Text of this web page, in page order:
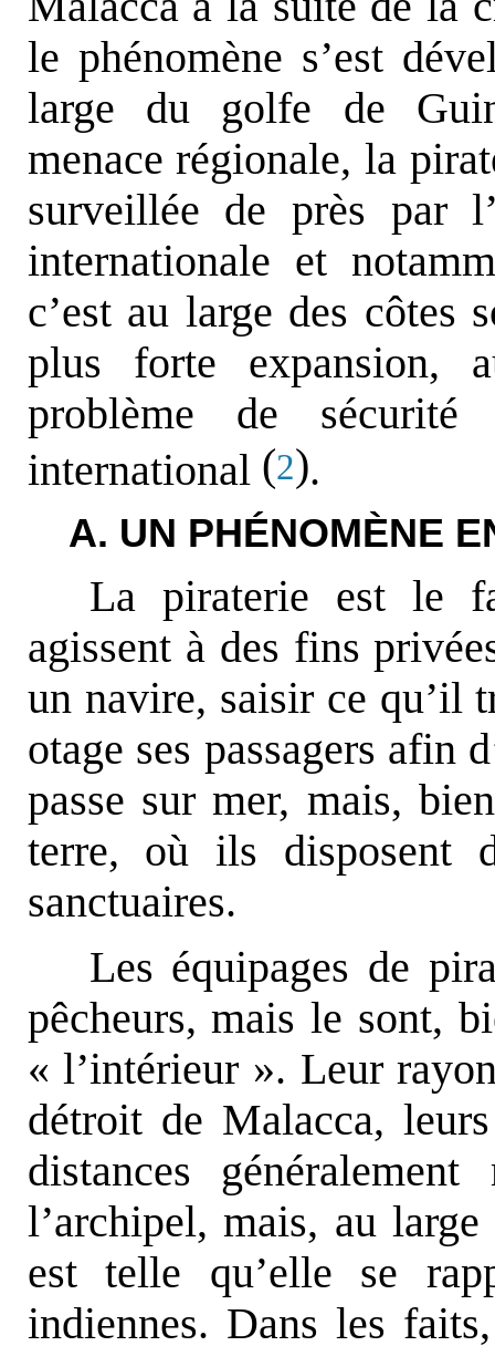
le phénomène s’est
large du golfe de
menace régionale, la
surveillée de près par
internationale et
c’est au large des côtes
plus forte expansion,
problème de
international (2).
A. UN PHÉNOMÈNE
La piraterie est le
agissent à des fins
un navire, saisir ce qu’il
otage ses passagers afin
passe sur mer, mais,
terre, où ils disposent
sanctuaires.
Les équipages de
pêcheurs, mais le sont,
« l’intérieur ». Leur
détroit de Malacca,
distances
l’archipel, mais, au
est telle qu’elle se
indiennes. Dans les